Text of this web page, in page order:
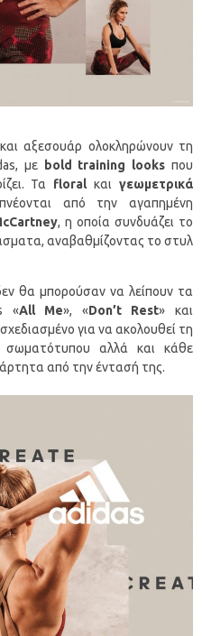
αξεσουάρ ολοκληρώνουν τη
με
bold training looks που
Τα floralκαι γεωμετρικά
από την αγαπημένη
, η οποία συνδυάζει το
αναβαθμίζοντας το στυλ
θα μπορούσαν να λείπουν τα
«Αll Me», «Don’t Rest» και
για να ακολουθεί τη
σωματότυπου αλλά και κάθε
από την έντασή της.